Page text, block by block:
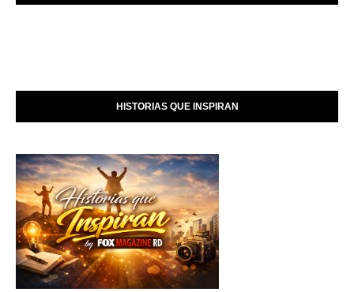
HISTORIAS QUE INSPIRAN